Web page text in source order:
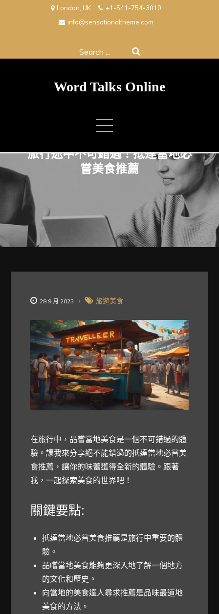
London, UK
+1-541-754-3010
info@sensationaltheme.com
Search
Word Talks Online
旅行途中不可錯過！抵達當地必
嘗美食推薦
28 9 月 2023 旅遊美食
在旅行中，品嘗當地美食是一個不可錯過的體
驗。讓我來分享絕不能錯過的抵達當地必嘗美
食推薦，讓你的味蕾獲得全新的體驗。跟著
我，一起探索美食的世界吧！
關鍵要點:
抵達當地必嘗美食推薦是旅行中重要的體
驗。
品嚐當地美食能夠更深入地了解一個地方
的文化和歷史。
向當地的美食達人尋求推薦是品味最道地
美食的方法。